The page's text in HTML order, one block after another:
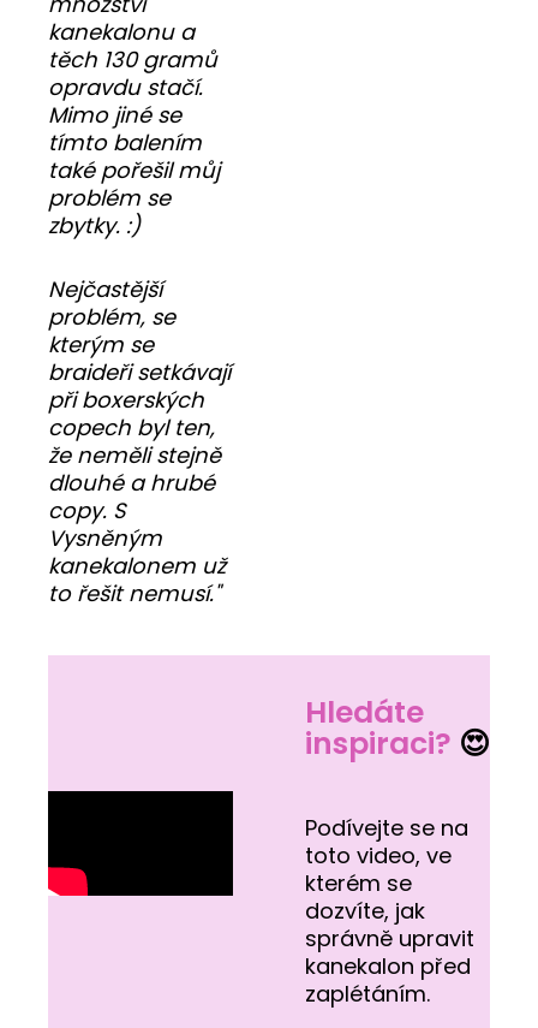
kanekalonu a
těch 130 gramů
opravdu stačí.
Mimo jiné se
tímto balením
také pořešil můj
problém se
zbytky. :)
Nejčastější
problém, se
kterým se
braideři setkávají
při boxerských
copech byl ten,
že neměli stejně
dlouhé a hrubé
copy. S
Vysněným
kanekalonem už
to řešit nemusí."
Hledáte
inspiraci? 😍
Podívejte se na
toto video, ve
kterém se
dozvíte, jak
správně upravit
kanekalon před
zaplétáním.